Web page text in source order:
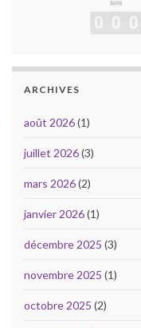
ARCHIVES
août 2026(1)
juillet 2026(3)
mars 2026(2)
janvier 2026(1)
décembre 2025 (3)
novembre 2025 (1)
octobre 2025 (2)